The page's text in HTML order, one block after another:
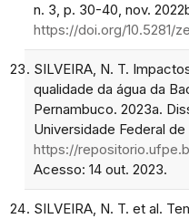
n. 3, p. 30-40, nov.
https://doi.org/10.5281/
SILVEIRA, N. T.
qualidade da água da
Pernambuco. 2023a.
Universidade Federal
https://
Acesso: 14 out. 2023.
SILVEIRA, N. T. et al.